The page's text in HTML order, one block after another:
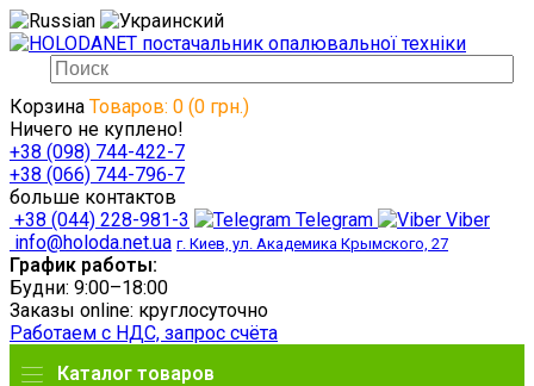
Корзина Товаров: 0 (0 грн.)
Ничего не куплено!
+38 (098) 744-422-7
+38 (066) 744-796-7
больше контактов
+38 (044) 228-981-3
Telegram
Viber
info@holoda.net.ua г. Киев, ул. Академика Крымского, 27
График работы:
Будни: 9:00–18:00
Заказы online: круглосуточно
Работаем с НДС, запрос счёта
Каталог товаров